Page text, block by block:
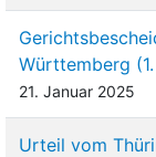
Württemberg
21. Januar 2025
Urteil vom